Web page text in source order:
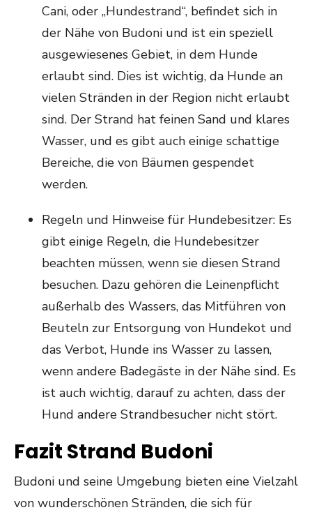
Cani, oder „Hundestrand“, befindet sich in
der Nähe von Budoni und ist ein speziell
ausgewiesenes Gebiet, in dem Hunde
erlaubt sind. Dies ist wichtig, da Hunde an
vielen Stränden in der Region nicht erlaubt
sind. Der Strand hat feinen Sand und klares
Wasser, und es gibt auch einige schattige
Bereiche, die von Bäumen gespendet
werden.
Regeln und Hinweise für Hundebesitzer: Es
gibt einige Regeln, die Hundebesitzer
beachten müssen, wenn sie diesen Strand
besuchen. Dazu gehören die Leinenpflicht
außerhalb des Wassers, das Mitführen von
Beuteln zur Entsorgung von Hundekot und
das Verbot, Hunde ins Wasser zu lassen,
wenn andere Badegäste in der Nähe sind. Es
ist auch wichtig, darauf zu achten, dass der
Hund andere Strandbesucher nicht stört.
Fazit Strand Budoni
Budoni und seine Umgebung bieten eine Vielzahl
von wunderschönen Stränden, die sich für